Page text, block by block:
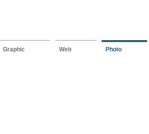
Graphic Web Photo